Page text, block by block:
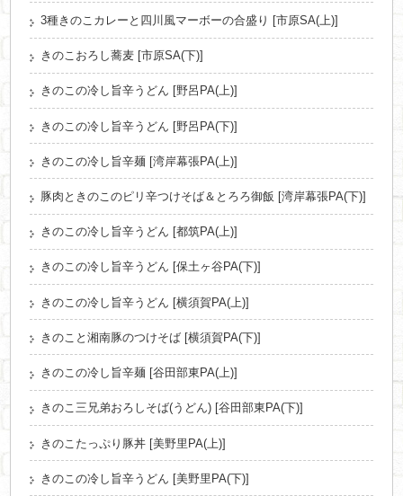
3種きのこカレーと四川風マーボーの合盛り [市原SA(上)]
きのこおろし蕎麦 [市原SA(下)]
きのこの冷し旨辛うどん [野呂PA(上)]
きのこの冷し旨辛うどん [野呂PA(下)]
きのこの冷し旨辛麺 [湾岸幕張PA(上)]
豚肉ときのこのピリ辛つけそば＆とろろ御飯 [湾岸幕張PA(下)]
きのこの冷し旨辛うどん [都筑PA(上)]
きのこの冷し旨辛うどん [保土ヶ谷PA(下)]
きのこの冷し旨辛うどん [横須賀PA(上)]
きのこと湘南豚のつけそば [横須賀PA(下)]
きのこの冷し旨辛麺 [谷田部東PA(上)]
きのこ三兄弟おろしそば(うどん) [谷田部東PA(下)]
きのこたっぷり豚丼 [美野里PA(上)]
きのこの冷し旨辛うどん [美野里PA(下)]